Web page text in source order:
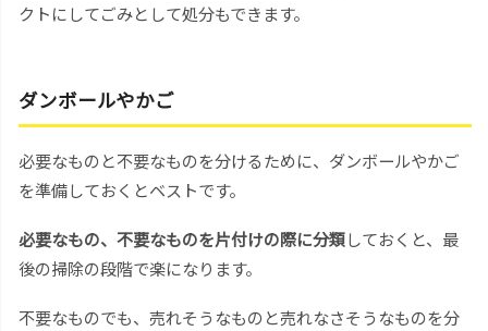
クトにしてごみとして処分もできます。
ダンボールやかご
必要なものと不要なものを分けるために、ダンボールやかご
を準備しておくとベストです。
必要なもの、不要なものを片付けの際に分類しておくと、最
後の掃除の段階で楽になります。
不要なものでも、売れそうなものと売れなさそうなものを分